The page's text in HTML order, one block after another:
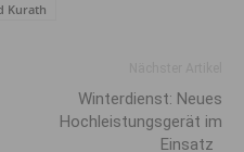
Kurath
Winterdienst: Neues
Hochleistungsgerät im
Einsatz